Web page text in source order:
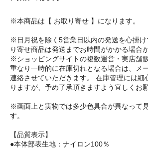
※本商品は【 お取り寄せ 】になります。
※日月祝を除く5営業日以内の発送を心掛け
り寄せ商品は発送までお時間がかかる場合
※ショッピングサイトの複数運営・実店舗
重なり一時的に在庫切れとなる場合は、メ
連絡させていただきます。 在庫管理には細
りますが、予め了承頂きますよう宜しくお
※画面上と実物では多少色具合が異なって
す。
【品質表示】
●本体部表生地：ナイロン100％